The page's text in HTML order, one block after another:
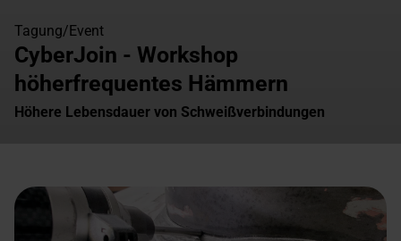
Tagung/Event
CyberJoin - Workshop
höherfrequentes Hämmern
Höhere Lebensdauer von Schweißverbindungen